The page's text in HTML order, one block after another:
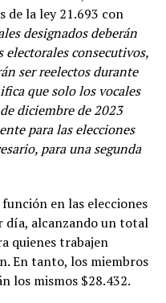
de la ley 21.693 con
designados deberán
electorales consecutivos,
ser reelectos durante
que solo los vocales
diciembre de 2023
para las elecciones
para una segunda
en las elecciones
día, alcanzando un total
quienes trabajen
En tanto, los miembros
los mismos $28.432.